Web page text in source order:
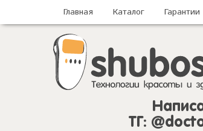
Главная Каталог Гарантии
ТГ: